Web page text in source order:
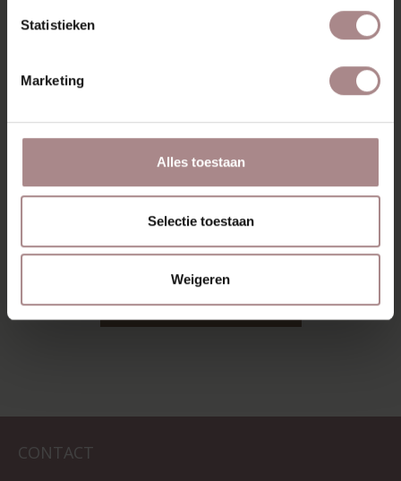
Statistieken
Marketing
Alles toestaan
Selectie toestaan
Weigeren
EDSKE EIKEN |
GRIJS
AINO LOUNGE
EIKEN | DOMINO
BEKIJK ALLE PRODUCTEN
CONTACT